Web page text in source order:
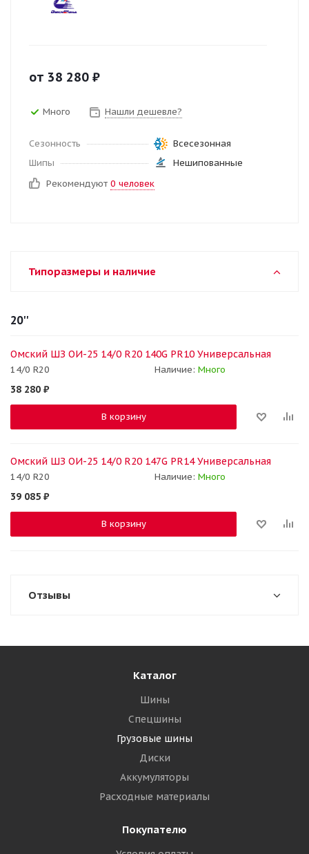
от 38 280 ₽
Много Нашли дешевле?
Сезонность
Всесезонная
Шипы
Нешипованные
Рекомендуют 0 человек
Типоразмеры и наличие
20''
Омский ШЗ ОИ-25 14/0 R20 140G PR10 Универсальная
14/0 R20 Наличие: Много
38 280 ₽
В корзину
Омский ШЗ ОИ-25 14/0 R20 147G PR14 Универсальная
14/0 R20 Наличие: Много
39 085 ₽
В корзину
Отзывы
Каталог
Шины
Спецшины
Грузовые шины
Диски
Аккумуляторы
Расходные материалы
Покупателю